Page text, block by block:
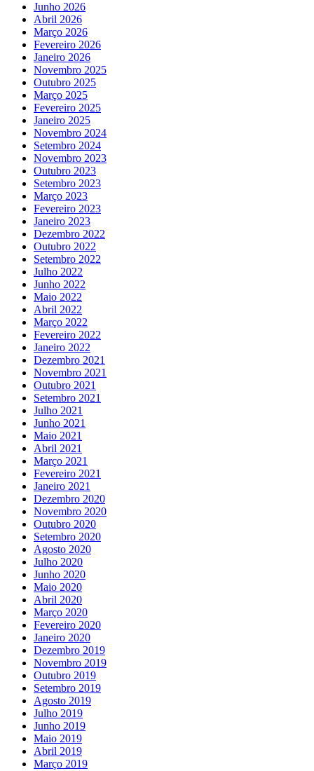
Junho 2026
Abril 2026
Março 2026
Fevereiro 2026
Janeiro 2026
Novembro 2025
Outubro 2025
Março 2025
Fevereiro 2025
Janeiro 2025
Novembro 2024
Setembro 2024
Novembro 2023
Outubro 2023
Setembro 2023
Março 2023
Fevereiro 2023
Janeiro 2023
Dezembro 2022
Outubro 2022
Setembro 2022
Julho 2022
Junho 2022
Maio 2022
Abril 2022
Março 2022
Fevereiro 2022
Janeiro 2022
Dezembro 2021
Novembro 2021
Outubro 2021
Setembro 2021
Julho 2021
Junho 2021
Maio 2021
Abril 2021
Março 2021
Fevereiro 2021
Janeiro 2021
Dezembro 2020
Novembro 2020
Outubro 2020
Setembro 2020
Agosto 2020
Julho 2020
Junho 2020
Maio 2020
Abril 2020
Março 2020
Fevereiro 2020
Janeiro 2020
Dezembro 2019
Novembro 2019
Outubro 2019
Setembro 2019
Agosto 2019
Julho 2019
Junho 2019
Maio 2019
Abril 2019
Março 2019